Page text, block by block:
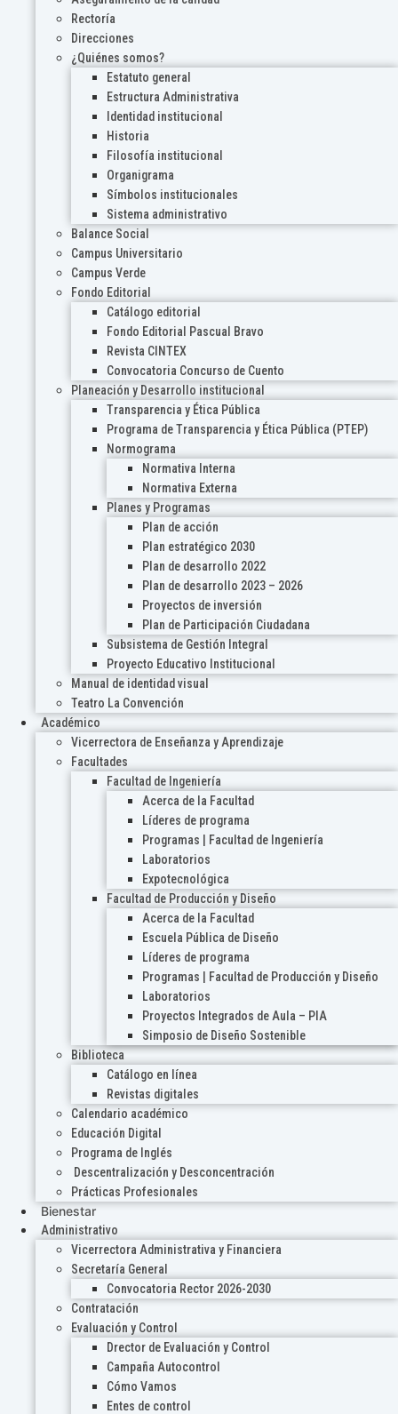
Rectoría
Direcciones
¿Quiénes somos?
Estatuto general
Estructura Administrativa
Identidad institucional
Historia
Filosofía institucional
Organigrama
Símbolos institucionales
Sistema administrativo
Balance Social
Campus Universitario
Campus Verde
Fondo Editorial
Catálogo editorial
Fondo Editorial Pascual Bravo
Revista CINTEX
Convocatoria Concurso de Cuento
Planeación y Desarrollo institucional
Transparencia y Ética Pública
Programa de Transparencia y Ética Pública (PTEP)
Normograma
Normativa Interna
Normativa Externa
Planes y Programas
Plan de acción
Plan estratégico 2030
Plan de desarrollo 2022
Plan de desarrollo 2023 – 2026
Proyectos de inversión
Plan de Participación Ciudadana
Subsistema de Gestión Integral
Proyecto Educativo Institucional
Manual de identidad visual
Teatro La Convención
Académico
Vicerrectora de Enseñanza y Aprendizaje
Facultades
Facultad de Ingeniería
Acerca de la Facultad
Líderes de programa
Programas | Facultad de Ingeniería
Laboratorios
Expotecnológica
Facultad de Producción y Diseño
Acerca de la Facultad
Escuela Pública de Diseño
Líderes de programa
Programas | Facultad de Producción y Diseño
Laboratorios
Proyectos Integrados de Aula – PIA
Simposio de Diseño Sostenible
Biblioteca
Catálogo en línea
Revistas digitales
Calendario académico
Educación Digital
Programa de Inglés
Descentralización y Desconcentración
Prácticas Profesionales
Bienestar
Administrativo
Vicerrectora Administrativa y Financiera
Secretaría General
Convocatoria Rector 2026-2030
Contratación
Evaluación y Control
Drector de Evaluación y Control
Campaña Autocontrol
Cómo Vamos
Entes de control